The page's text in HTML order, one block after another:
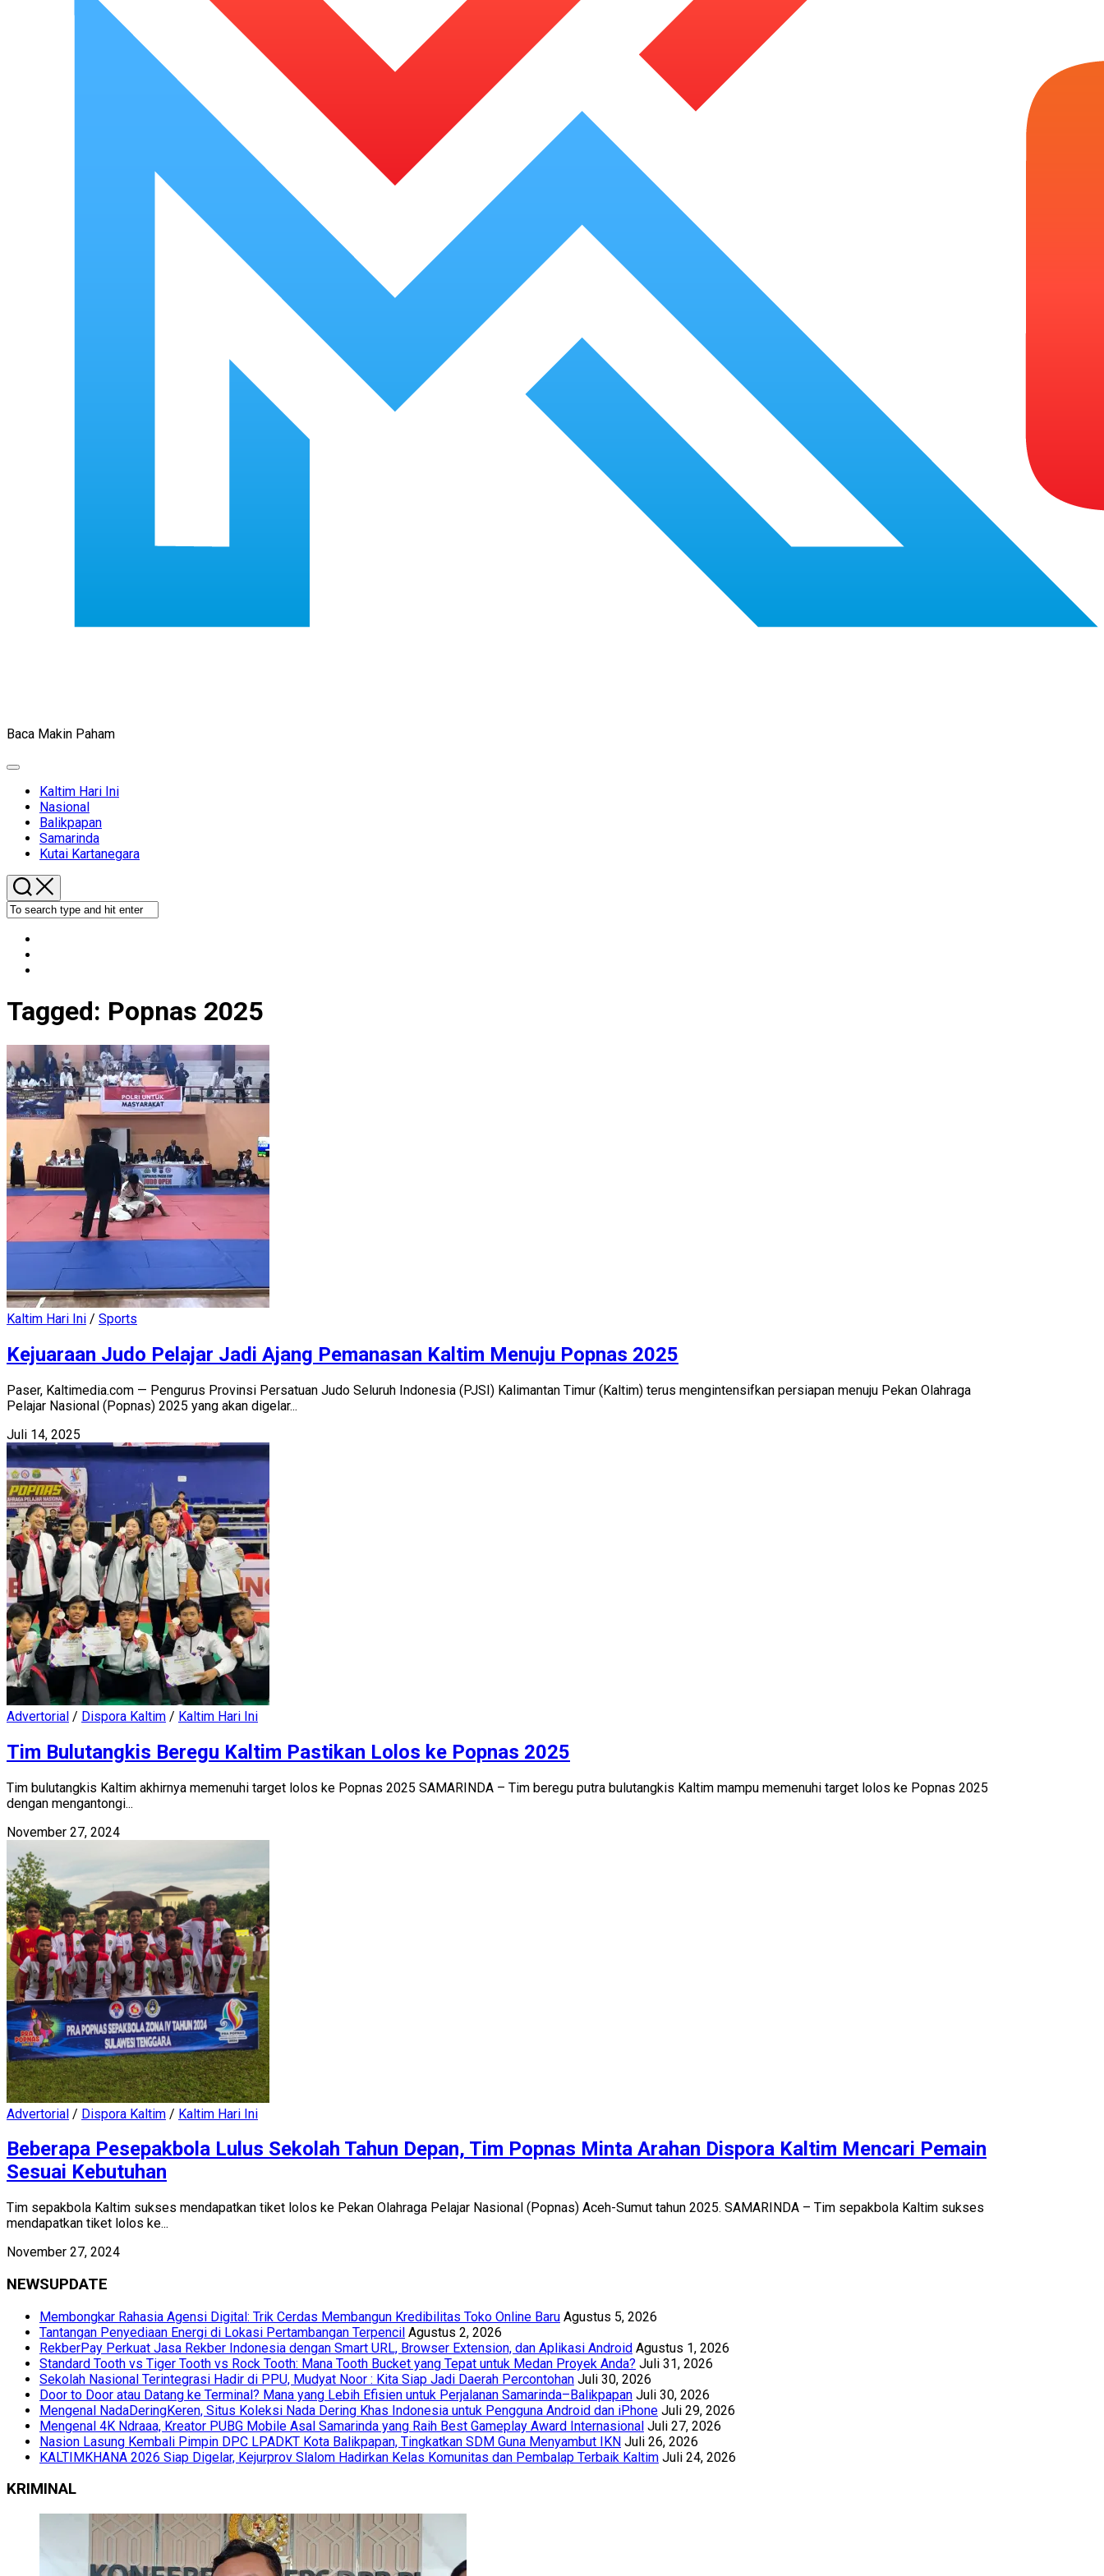
Baca Makin Paham
Expand
Kaltim Hari Ini
Nasional
Balikpapan
Samarinda
Kutai Kartanegara
Tagged: Popnas 2025
Kaltim Hari Ini / Sports
Kejuaraan Judo Pelajar Jadi Ajang Pemanasan Kaltim Menuju Popnas 2025
Paser, Kaltimedia.com — Pengurus Provinsi Persatuan Judo Seluruh Indonesia (PJSI) Kalimantan Timur (Kaltim) terus mengintensifkan persiapan menuju Pekan Olahraga
Pelajar Nasional (Popnas) 2025 yang akan digelar...
Juli 14, 2025
Advertorial / Dispora Kaltim / Kaltim Hari Ini
Tim Bulutangkis Beregu Kaltim Pastikan Lolos ke Popnas 2025
Tim bulutangkis Kaltim akhirnya memenuhi target lolos ke Popnas 2025 SAMARINDA – Tim beregu putra bulutangkis Kaltim mampu memenuhi target lolos ke Popnas 2025
dengan mengantongi...
November 27, 2024
Advertorial / Dispora Kaltim / Kaltim Hari Ini
Beberapa Pesepakbola Lulus Sekolah Tahun Depan, Tim Popnas Minta Arahan Dispora Kaltim Mencari Pemain
Sesuai Kebutuhan
Tim sepakbola Kaltim sukses mendapatkan tiket lolos ke Pekan Olahraga Pelajar Nasional (Popnas) Aceh-Sumut tahun 2025. SAMARINDA – Tim sepakbola Kaltim sukses
mendapatkan tiket lolos ke...
November 27, 2024
NEWSUPDATE
Membongkar Rahasia Agensi Digital: Trik Cerdas Membangun Kredibilitas Toko Online Baru Agustus 5, 2026
Tantangan Penyediaan Energi di Lokasi Pertambangan Terpencil Agustus 2, 2026
RekberPay Perkuat Jasa Rekber Indonesia dengan Smart URL, Browser Extension, dan Aplikasi Android Agustus 1, 2026
Standard Tooth vs Tiger Tooth vs Rock Tooth: Mana Tooth Bucket yang Tepat untuk Medan Proyek Anda? Juli 31, 2026
Sekolah Nasional Terintegrasi Hadir di PPU, Mudyat Noor : Kita Siap Jadi Daerah Percontohan Juli 30, 2026
Door to Door atau Datang ke Terminal? Mana yang Lebih Efisien untuk Perjalanan Samarinda–Balikpapan Juli 30, 2026
Mengenal NadaDeringKeren, Situs Koleksi Nada Dering Khas Indonesia untuk Pengguna Android dan iPhone Juli 29, 2026
Mengenal 4K Ndraaa, Kreator PUBG Mobile Asal Samarinda yang Raih Best Gameplay Award Internasional Juli 27, 2026
Nasion Lasung Kembali Pimpin DPC LPADKT Kota Balikpapan, Tingkatkan SDM Guna Menyambut IKN Juli 26, 2026
KALTIMKHANA 2026 Siap Digelar, Kejurprov Slalom Hadirkan Kelas Komunitas dan Pembalap Terbaik Kaltim Juli 24, 2026
KRIMINAL